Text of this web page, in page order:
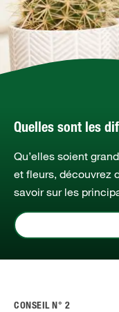
Quelles sont les
Qu’elles soient
et fleurs, découvrez
savoir sur les
CONSEIL N° 2